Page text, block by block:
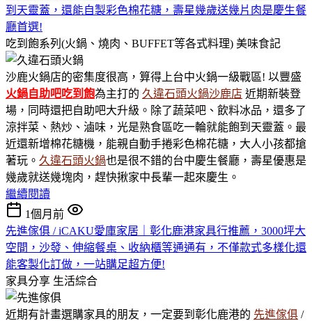
到天靈蓋，還能自製彩色棉花糖，壽星幾歲送幾片肉是慶生餐
廳首選!
吃到飽系列(火鍋、燒肉、BUFFET等各式料理) 美味食記
沙鹿火鍋店的密集度很高，算得上台中火鍋一級戰區! 以豐盛
火鍋自助吧吃到飽為主打的 久違石頭火鍋沙鹿店 近期新裝登
場，同時還把自助吧大升級。除了蔬菜吧、飲料冰品，還多了
涼拌菜、熱炒、滷味，光是熟食區吃一輪就能飽到天靈蓋。最
近還新增棉花糖機，能親自動手捲彩色棉花糖，大人小孩都搶
著玩。 久違石頭火鍋也是很不錯的台中慶生餐廳，壽星優惠是
幾歲就送幾塊肉，趕快揪家中長輩一起來慶生。
繼續閱讀
1個月前
先進傢俱 / iCAKU愛庫家居｜彰化鹿港家具行推薦，3000坪大
空間，沙發、伸縮餐桌、收納櫃等通通有，不僅款式多樣化還
能客製化訂做，一站購足超方便!
家具分享 生活綜合
近期有計畫選購家具的朋友，一定要到彰化鹿港的 先進傢俱 /